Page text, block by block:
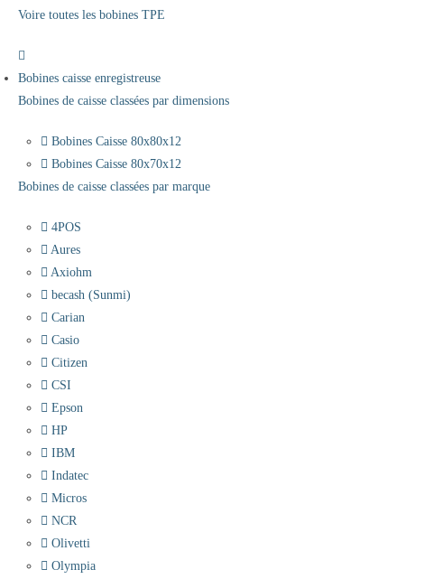
Voire toutes les bobines TPE
Bobines caisse enregistreuse
Bobines de caisse classées par dimensions
Bobines Caisse 80x80x12
Bobines Caisse 80x70x12
Bobines de caisse classées par marque
4POS
Aures
Axiohm
becash (Sunmi)
Carian
Casio
Citizen
CSI
Epson
HP
IBM
Indatec
Micros
NCR
Olivetti
Olympia